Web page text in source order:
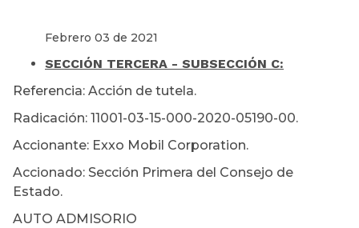
Febrero 03 de 2021
SECCIÓN TERCERA - SUBSECCIÓN C:
Referencia: Acción de tutela.
Radicación: 11001-03-15-000-2020-05190-00.
Accionante: Exxo Mobil Corporation.
Accionado: Sección Primera del Consejo de
Estado.
AUTO ADMISORIO